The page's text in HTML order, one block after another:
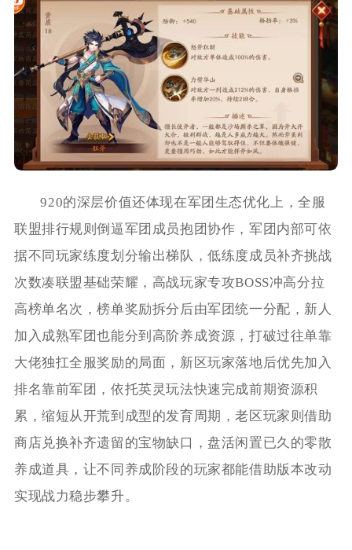
920的深层价值还体现在军团生态优化上，全服
联盟排行规则倒逼军团成员抱团协作，军团内部可依
据不同玩家练度划分输出梯队，低练度成员补齐挑战
次数凑联盟基础荣耀，高战玩家专攻BOSS冲高分拉
高榜单名次，榜单奖励拆分后由军团统一分配，新人
加入成熟军团也能分到高阶养成资源，打破过往单靠
大佬独扛全服奖励的局面，新区玩家落地后优先加入
排名靠前军团，依托英灵玩法快速完成前期资源积
累，缩短从开荒到成型的发育周期，老区玩家则借助
商店兑换补齐遗留的宝物缺口，盘活闲置已久的零散
养成道具，让不同养成阶段的玩家都能借助版本改动
实现战力稳步攀升。